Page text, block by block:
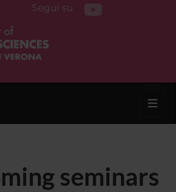
Segui su
seminars